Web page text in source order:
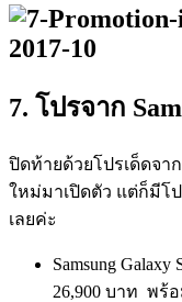
7. โปรจาก
ปิดท้ายด้วยโปรเด็ดจ
ใหม่มาเปิดตัว แต่ก็มีโ
เลยค่ะ
Samsung
26,900 บาท พร้